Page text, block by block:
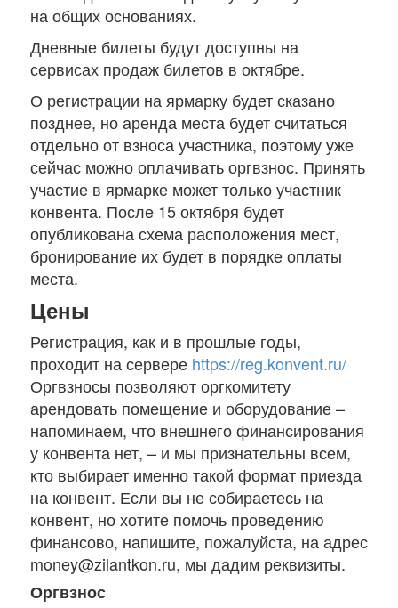
на общих основаниях.
Дневные билеты будут доступны на
сервисах продаж билетов в октябре.
О регистрации на ярмарку будет сказано
позднее, но аренда места будет считаться
отдельно от взноса участника, поэтому уже
сейчас можно оплачивать оргвзнос. Принять
участие в ярмарке может только участник
конвента. После 15 октября будет
опубликована схема расположения мест,
бронирование их будет в порядке оплаты
места.
Цены
Регистрация, как и в прошлые годы,
проходит на сервере https://reg.konvent.ru/
Оргвзносы позволяют оргкомитету
арендовать помещение и оборудование –
напоминаем, что внешнего финансирования
у конвента нет, – и мы признательны всем,
кто выбирает именно такой формат приезда
на конвент. Если вы не собираетесь на
конвент, но хотите помочь проведению
финансово, напишите, пожалуйста, на адрес
money@zilantkon.ru, мы дадим реквизиты.
Оргвзнос